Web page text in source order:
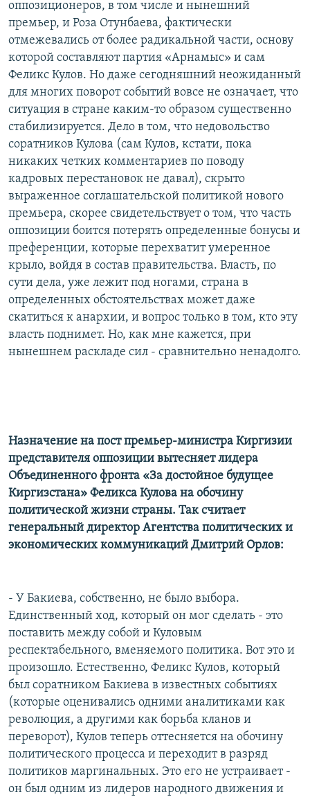
оппозиционеров, в том числе и нынешний
премьер, и Роза Отунбаева, фактически
отмежевались от более радикальной части, основу
которой составляют партия «Арнамыс» и сам
Феликс Кулов. Но даже сегодняшний неожиданный
для многих поворот событий вовсе не означает, что
ситуация в стране каким-то образом существенно
стабилизируется. Дело в том, что недовольство
соратников Кулова (сам Кулов, кстати, пока
никаких четких комментариев по поводу
кадровых перестановок не давал), скрыто
выраженное соглашательской политикой нового
премьера, скорее свидетельствует о том, что часть
оппозиции боится потерять определенные бонусы и
преференции, которые перехватит умеренное
крыло, войдя в состав правительства. Власть, по
сути дела, уже лежит под ногами, страна в
определенных обстоятельствах может даже
скатиться к анархии, и вопрос только в том, кто эту
власть поднимет. Но, как мне кажется, при
нынешнем раскладе сил - сравнительно ненадолго.
Назначение на пост премьер-министра Киргизии
представителя оппозиции вытесняет лидера
Объединенного фронта «За достойное будущее
Киргизстана» Феликса Кулова на обочину
политической жизни страны. Так считает
генеральный директор Агентства политических и
экономических коммуникаций Дмитрий Орлов:
- У Бакиева, собственно, не было выбора.
Единственный ход, который он мог сделать - это
поставить между собой и Куловым
респектабельного, вменяемого политика. Вот это и
произошло. Естественно, Феликс Кулов, который
был соратником Бакиева в известных событиях
(которые оценивались одними аналитиками как
революция, а другими как борьба кланов и
переворот), Кулов теперь оттесняется на обочину
политического процесса и переходит в разряд
политиков маргинальных. Это его не устраивает -
он был одним из лидеров народного движения и